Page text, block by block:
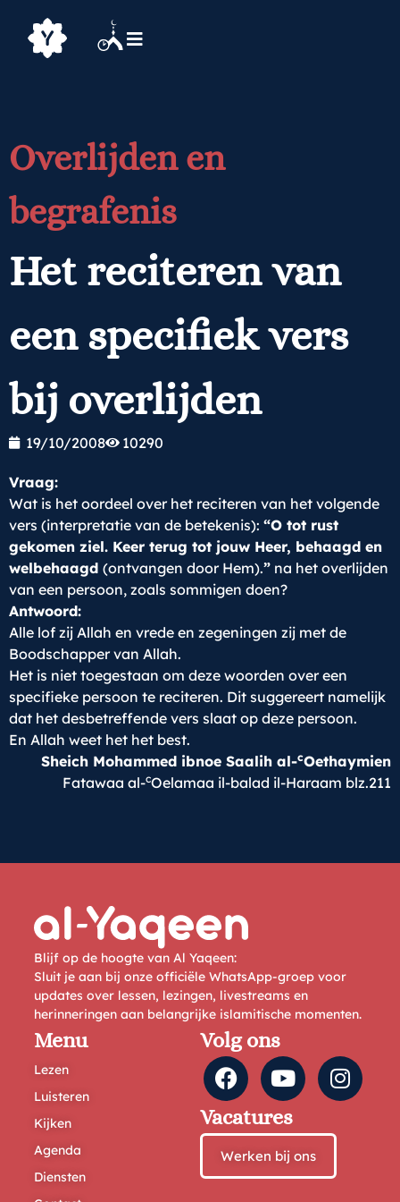
Overlijden en
begrafenis
Het reciteren van
een specifiek vers
bij overlijden
19/10/2008 10290
Vraag:
Wat is het oordeel over het reciteren van het volgende
vers (interpretatie van de betekenis): “O tot rust
gekomen ziel. Keer terug tot jouw Heer, behaagd en
welbehaagd (ontvangen door Hem).” na het overlijden
van een persoon, zoals sommigen doen?
Antwoord:
Alle lof zij Allah en vrede en zegeningen zij met de
Boodschapper van Allah.
Het is niet toegestaan om deze woorden over een
specifieke persoon te reciteren. Dit suggereert namelijk
dat het desbetreffende vers slaat op deze persoon.
En Allah weet het het best.
Sheich Mohammed ibnoe Saalih al-cOethaymien
Fatawaa al-cOelamaa il-balad il-Haraam blz.211
Blijf op de hoogte van Al Yaqeen:
Sluit je aan bij onze officiële WhatsApp-groep voor
updates over lessen, lezingen, livestreams en
herinneringen aan belangrijke islamitische momenten.
Menu
Lezen
Luisteren
Kijken
Agenda
Diensten
Volg ons
Vacatures
Werken bij ons